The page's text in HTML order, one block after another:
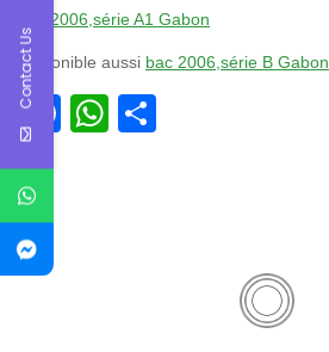
bac 2006,série A1 Gabon
Disponible aussi bac 2006,série B Gabon
Facebook
WhatsApp
Contact Us